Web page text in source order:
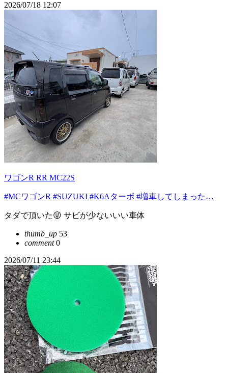
2026/07/18 12:07
ワゴンR RR MC22S
#MCワゴンR #SUZUKI #K6Aターボ #増車してしまった…
タダで頂いた😜 サビが少ないいい車体
thumb_up 53
comment0
2026/07/11 23:44